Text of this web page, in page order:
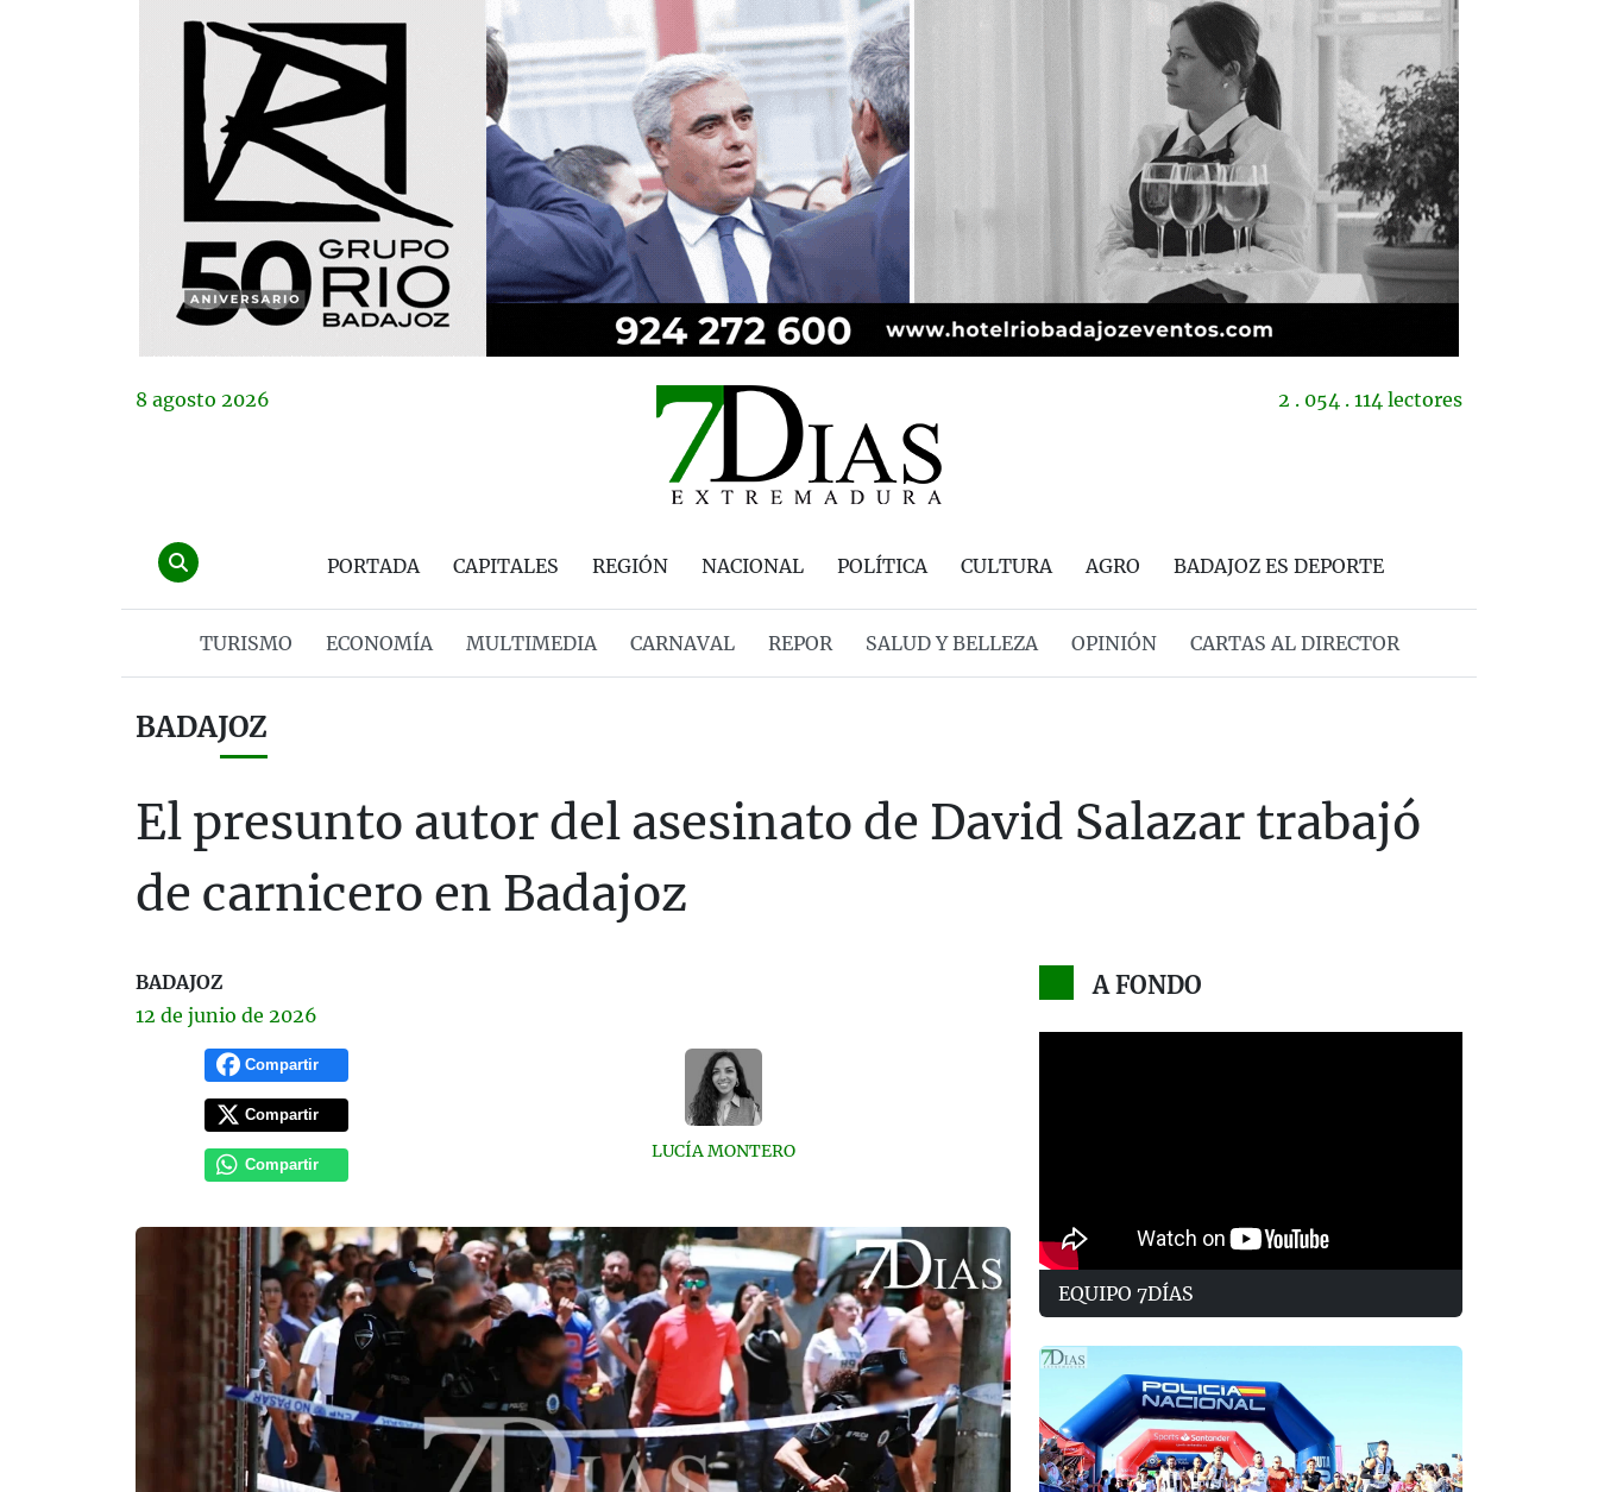
8 agosto 2026 2 . 054 . 114 lectores
PORTADA CAPITALES REGIÓN NACIONAL POLÍTICA CULTURA AGRO BADAJOZ ES DEPORTE
TURISMO ECONOMÍA MULTIMEDIA CARNAVAL REPOR SALUD Y BELLEZA OPINIÓN CARTAS AL DIRECTOR
BADAJOZ
El presunto autor del asesinato de David Salazar trabajó
de carnicero en Badajoz
BADAJOZ
12 de junio de 2026
Compartir
Compartir
Compartir
LUCÍA MONTERO
A FONDO
EQUIPO 7DÍAS